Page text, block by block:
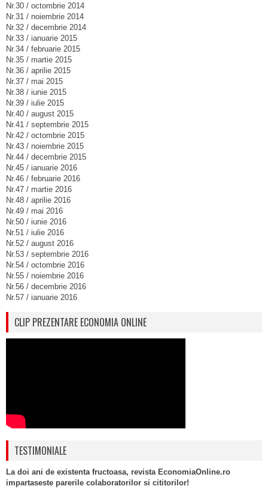
Nr.30 / octombrie 2014
Nr.31 / noiembrie 2014
Nr.32 / decembrie 2014
Nr.33 / ianuarie 2015
Nr.34 / februarie 2015
Nr.35 / martie 2015
Nr.36 / aprilie 2015
Nr.37 / mai 2015
Nr.38 / iunie 2015
Nr.39 / iulie 2015
Nr.40 / august 2015
Nr.41 / septembrie 2015
Nr.42 / octombrie 2015
Nr.43 / noiembrie 2015
Nr.44 / decembrie 2015
Nr.45 / ianuarie 2016
Nr.46 / februarie 2016
Nr.47 / martie 2016
Nr.48 / aprilie 2016
Nr.49 / mai 2016
Nr.50 / iunie 2016
Nr.51 / iulie 2016
Nr.52 / august 2016
Nr.53 / septembrie 2016
Nr.54 / octombrie 2016
Nr.55 / noiembrie 2016
Nr.56 / decembrie 2016
Nr.57 / ianuarie 2016
CLIP PREZENTARE ECONOMIA ONLINE
TESTIMONIALE
La doi ani de existenta fructoasa, revista EconomiaOnline.ro
impartaseste parerile colaboratorilor si cititorilor!